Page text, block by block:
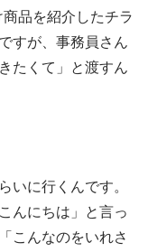
品を紹介したチラ
すが、事務員さん
たくて」と渡すん
いに行くんです。
んにちは」と言っ
こんなのをいれさ